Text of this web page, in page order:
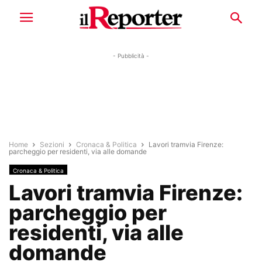
- Pubblicità -
Home Sezioni Cronaca & Politica
Lavori tramvia Firenze:
parcheggio per residenti, via alle domande
Cronaca & Politica
Lavori tramvia Firenze:
parcheggio per
residenti, via alle
domande